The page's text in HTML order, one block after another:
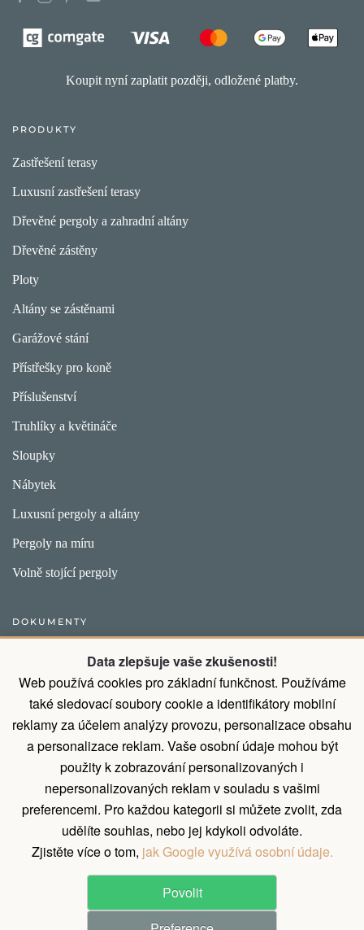
Data zlepšuje vaše zkušenosti!
Web používá cookies pro základní funkčnost. Používáme
také sledovací soubory cookie a identifikátory mobilní
reklamy za účelem analýzy provozu, personalizace obsahu
a personalizace reklam. Vaše osobní údaje mohou být
použity k zobrazování personalizovaných i
nepersonalizovaných reklam v souladu s vašimi
preferencemi. Pro každou kategorii si můžete zvolit, zda
udělíte souhlas, nebo jej kdykoli odvoláte.
Zjistěte více o tom, jak Google využívá osobní údaje.
Povolit
Koupit nyní zaplatit později, odložené platby.
PRODUKTY
Zastřešení terasy
Luxusní zastřešení terasy
Dřevěné pergoly a zahradní altány
Dřevěné zástěny
Ploty
Altány se zástěnami
Garážové stání
Přístřešky pro koně
Příslušenství
Truhlíky a květináče
Sloupky
Nábytek
Luxusní pergoly a altány
Pergoly na míru
Volně stojící pergoly
DOKUMENTY
Obecný postup pro vytvoření objednávky
Přirozené vlastnosti dřeva
Všeobecné obchodní podmínky a podmínky ochrany osobních
údajů
Díky montáži od nás ušetříte 9% z ceny
Zásady zpracování osobních údajů
All rights reserved.